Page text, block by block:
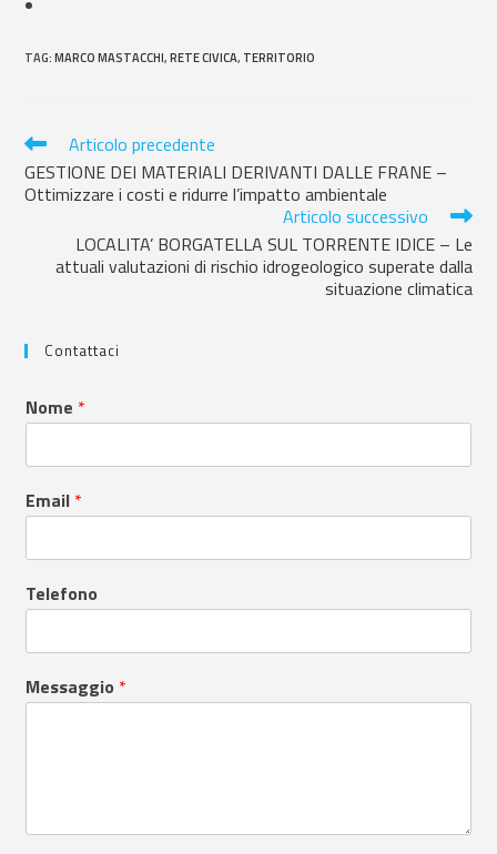
TAG:MARCO MASTACCHI, RETE CIVICA, TERRITORIO
Articolo precedente
GESTIONE DEI MATERIALI DERIVANTI DALLE FRANE –
Ottimizzare i costi e ridurre l’impatto ambientale
Articolo successivo
LOCALITA’ BORGATELLA SUL TORRENTE IDICE – Le
attuali valutazioni di rischio idrogeologico superate dalla
situazione climatica
Contattaci
Nome *
Email *
Telefono
Messaggio *